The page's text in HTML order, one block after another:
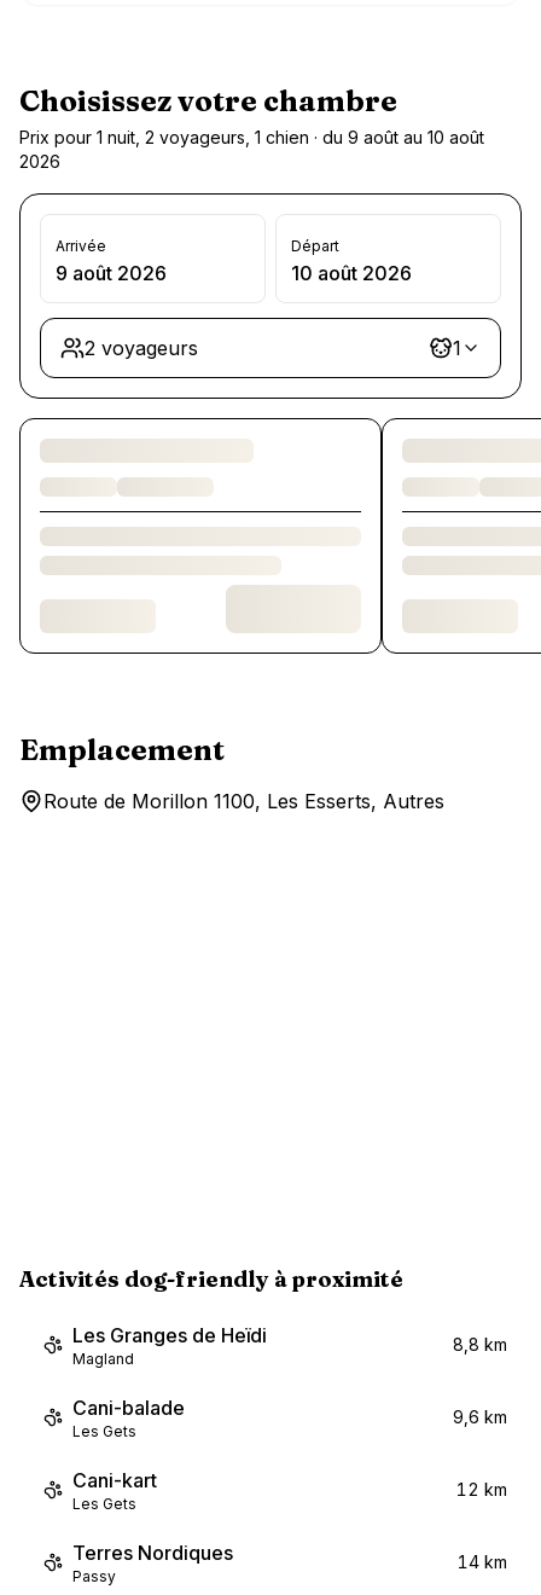
Choisissez votre chambre
Prix pour 1 nuit, 2 voyageurs, 1 chien · du 9 août au 10 août
2026
Arrivée
9 août 2026
Départ
10 août 2026
2 voyageurs 1
Chargement des chambres et des formules…
Emplacement
Route de Morillon 1100, Les Esserts, Autres
Activités dog-friendly à proximité
Les Granges de Heïdi
Magland
8,8 km
Cani-balade
Les Gets
9,6 km
Cani-kart
Les Gets
12 km
Terres Nordiques
Passy
14 km